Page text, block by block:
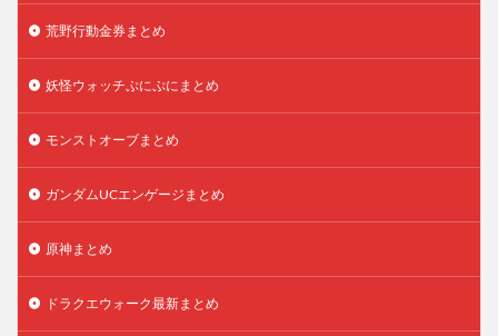
荒野行動金券まとめ
妖怪ウォッチぷにぷにまとめ
モンストオーブまとめ
ガンダムUCエンゲージまとめ
原神まとめ
ドラクエウォーク最新まとめ